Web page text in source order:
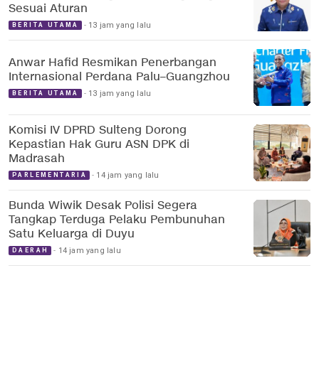
Sesuai Aturan
BERITA UTAMA 13 jam yang lalu
Anwar Hafid Resmikan Penerbangan
Internasional Perdana Palu–Guangzhou
BERITA UTAMA 13 jam yang lalu
Komisi IV DPRD Sulteng Dorong
Kepastian Hak Guru ASN DPK di
Madrasah
PARLEMENTARIA 14 jam yang lalu
Bunda Wiwik Desak Polisi Segera
Tangkap Terduga Pelaku Pembunuhan
Satu Keluarga di Duyu
DAERAH 14 jam yang lalu